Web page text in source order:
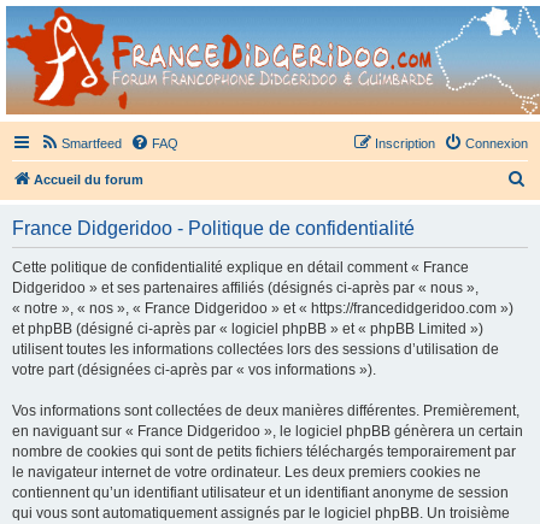
France Didgeridoo
Didgeridoo et Guimbarde sur France Didgeridoo - retrouvez la communauté.
Smartfeed FAQ Connexion
Inscription
Accueil du forum
France Didgeridoo - Politique de confidentialité
Cette politique de confidentialité explique en détail comment « France
Didgeridoo » et ses partenaires affiliés (désignés ci-après par « nous »,
« notre », « nos », « France Didgeridoo » et « https://francedidgeridoo.com »)
et phpBB (désigné ci-après par « logiciel phpBB » et « phpBB Limited »)
utilisent toutes les informations collectées lors des sessions d’utilisation de
votre part (désignées ci-après par « vos informations »).
Vos informations sont collectées de deux manières différentes. Premièrement,
en naviguant sur « France Didgeridoo », le logiciel phpBB génèrera un certain
nombre de cookies qui sont de petits fichiers téléchargés temporairement par
le navigateur internet de votre ordinateur. Les deux premiers cookies ne
contiennent qu’un identifiant utilisateur et un identifiant anonyme de session
qui vous sont automatiquement assignés par le logiciel phpBB. Un troisième